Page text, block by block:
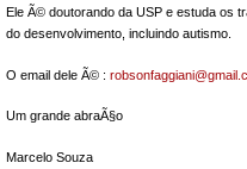
Ele Ã© doutorando da USP e estuda os
do desenvolvimento, incluindo autismo.
O email dele Ã© :
Um grande abraÃ§o
Marcelo Souza